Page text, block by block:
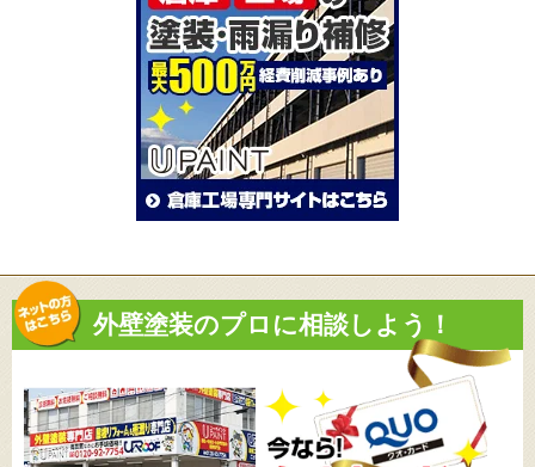
外壁塗装のプロに相談しよう！